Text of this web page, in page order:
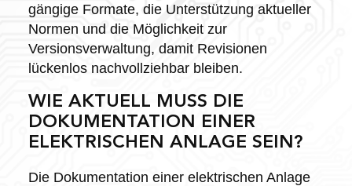
gängige Formate, die Unterstützung aktueller
Normen und die Möglichkeit zur
Versionsverwaltung, damit Revisionen
lückenlos nachvollziehbar bleiben.
WIE AKTUELL MUSS DIE
DOKUMENTATION EINER
ELEKTRISCHEN ANLAGE SEIN?
Die Dokumentation einer elektrischen Anlage